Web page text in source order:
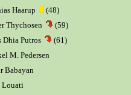
Haarup
(48)
Thychosen
(59)
Dhia Putros
(61)
M. Pedersen
Babayan
Louati